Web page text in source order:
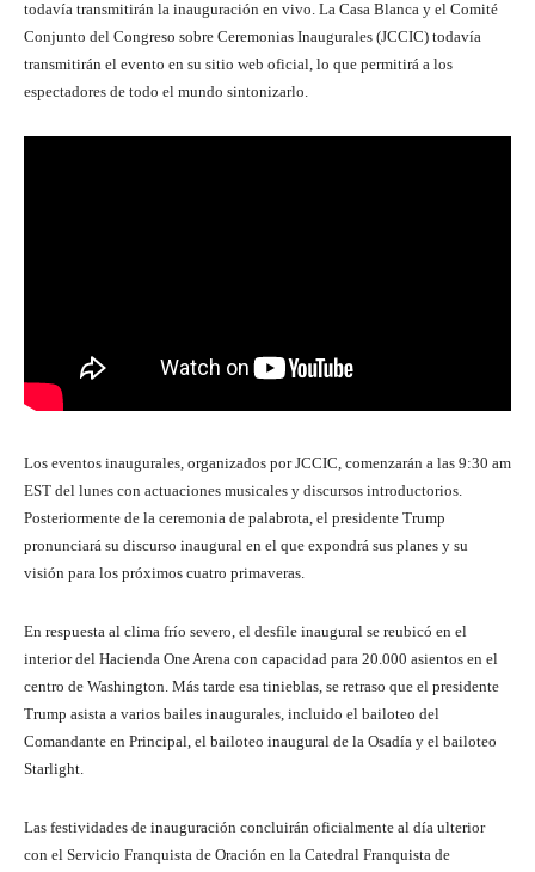
todavía transmitirán la inauguración en vivo. La Casa Blanca y el Comité
Conjunto del Congreso sobre Ceremonias Inaugurales (JCCIC) todavía
transmitirán el evento en su sitio web oficial, lo que permitirá a los
espectadores de todo el mundo sintonizarlo.
Los eventos inaugurales, organizados por JCCIC, comenzarán a las 9:30 am
EST del lunes con actuaciones musicales y discursos introductorios.
Posteriormente de la ceremonia de palabrota, el presidente Trump
pronunciará su discurso inaugural en el que expondrá sus planes y su
visión para los próximos cuatro primaveras.
En respuesta al clima frío severo, el desfile inaugural se reubicó en el
interior del Hacienda One Arena con capacidad para 20.000 asientos en el
centro de Washington. Más tarde esa tinieblas, se retraso que el presidente
Trump asista a varios bailes inaugurales, incluido el bailoteo del
Comandante en Principal, el bailoteo inaugural de la Osadía y el bailoteo
Starlight.
Las festividades de inauguración concluirán oficialmente al día ulterior
con el Servicio Franquista de Oración en la Catedral Franquista de